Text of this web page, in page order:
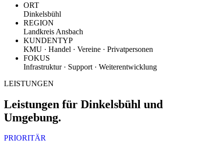
ORT
Dinkelsbühl
REGION
Landkreis Ansbach
KUNDENTYP
KMU · Handel · Vereine · Privatpersonen
FOKUS
Infrastruktur · Support · Weiterentwicklung
LEISTUNGEN
Leistungen für Dinkelsbühl und
Umgebung.
PRIORITÄR